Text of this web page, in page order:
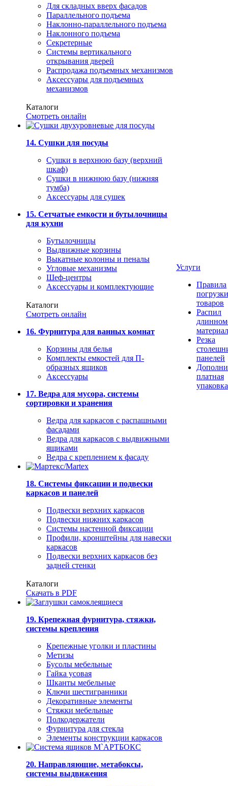
Для складных вверх фасадов
Параллельного подъема
Наклонно-параллельного подъема
Наклонного подъема
Секретерные
Системы вертикального
открывания дверей
Распродажа подъемных механизмов
Аксессуары для подъемных
механизмов
Каталоги
Смотреть онлайн
14. Сушки для посуды
Сушки в верхнюю базу (верхний
шкаф)
Сушки в нижнюю базу (нижняя
тумба)
Аксессуары для сушек
15. Сетчатые емкости и бутылочницы
для кухни
Бутылочницы
Выдвижные корзины
Выкатные колонны и пеналы
Угловые механизмы
Шеф-центры
Аксессуары и комплектующие
Каталоги
Смотреть онлайн
16. Фурнитура для ванных комнат
Корзины для белья
Комплекты емкостей для П-
образных ящиков
Аксессуары
17. Ведра для мусора, системы
сортировки и хранения
Ведра для каркасов с распашными
фасадами
Ведра для каркасов с выдвижными
ящиками
Ведра с креплением к фасаду
18. Системы фиксации и подвески
каркасов и панелей
Подвески верхних каркасов
Подвески нижних каркасов
Системы настенной фиксации
Профили, кронштейны для навески
каркасов
Подвески верхних каркасов без
задней стенки
Каталоги
Скачать в PDF
19. Крепежная фурнитура, стяжки,
системы крепления
Крепежные уголки и пластины
Метизы
Бусолы мебельные
Гайка усовая
Шканты мебельные
Ключи шестигранники
Декоративные элементы
Стяжки мебельные
Полкодержатели
Фурнитура для стекла
Элементы конструкции каркасов
20. Направляющие, метабоксы,
системы выдвижения
Услуги
Правила
погрузки
товаров
Распил
Резка
панелей
платная
упаковка